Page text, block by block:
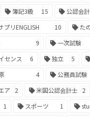
簿記3級 15 公認会
プリENGLISH
10 た
9 一次試験
センス
6 独立 5
4 公務員試験
ア
2 米国公認会計士 2
1 スポーツ 1